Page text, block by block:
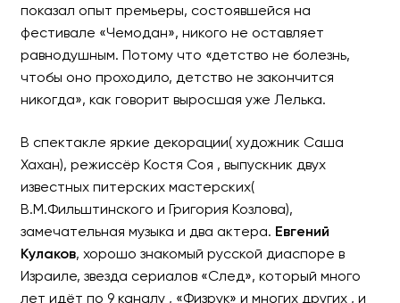
показал опыт премьеры, состоявшейся на
фестивале «Чемодан», никого не оставляет
равнодушным. Потому что «детство не болезнь,
чтобы оно проходило, детство не закончится
никогда», как говорит выросшая уже Лелька.
В спектакле яркие декорации( художник Саша
Хахан), режиссёр Костя Соя , выпускник двух
известных питерских мастерских(
В.М.Фильштинского и Григория Козлова),
замечательная музыка и два актера. Евгений
Кулаков, хорошо знакомый русской диаспоре в
Израиле, звезда сериалов «След», который много
лет идёт по 9 каналу , «Физрук» и многих других , и